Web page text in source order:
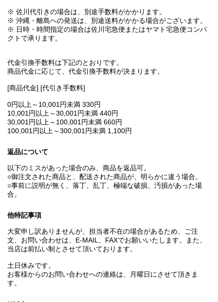
※ 佐川代引きの場合は、別途手数料がかかります。
※ 沖縄・離島への発送は、別途送料がかかる場合がございます。
※ 日時・時間指定の場合は佐川宅急便またはヤマト宅急便コンパ
クトで承ります。
代金引換手数料は下記のとおりです。
商品代金に応じて、代金引換手数料が決まります。
[商品代金] [代引き手数料]
0円以上～10,001円未満 330円
10,001円以上～30,001円未満 440円
30,001円以上～100,001円未満 660円
100,001円以上～300,001円未満 1,100円
返品について
以下のミスがあった場合のみ、商品を返品可。
○御注文された商品と、配送された商品が、明らかに違う場合。
○事前に説明が無く、落丁、乱丁、極端な破損、汚損があった場
合。
他特記事項
大変申し訳ありませんが、担当者不在の場合があるため、ご注
文、お問い合わせは、E‐MAIL、FAXでお願いいたします。また、
当店は前払い制とさせて頂いております。
土日休みです。
お客様からのお問い合わせへの連絡は、月曜日にさせて頂きま
す。